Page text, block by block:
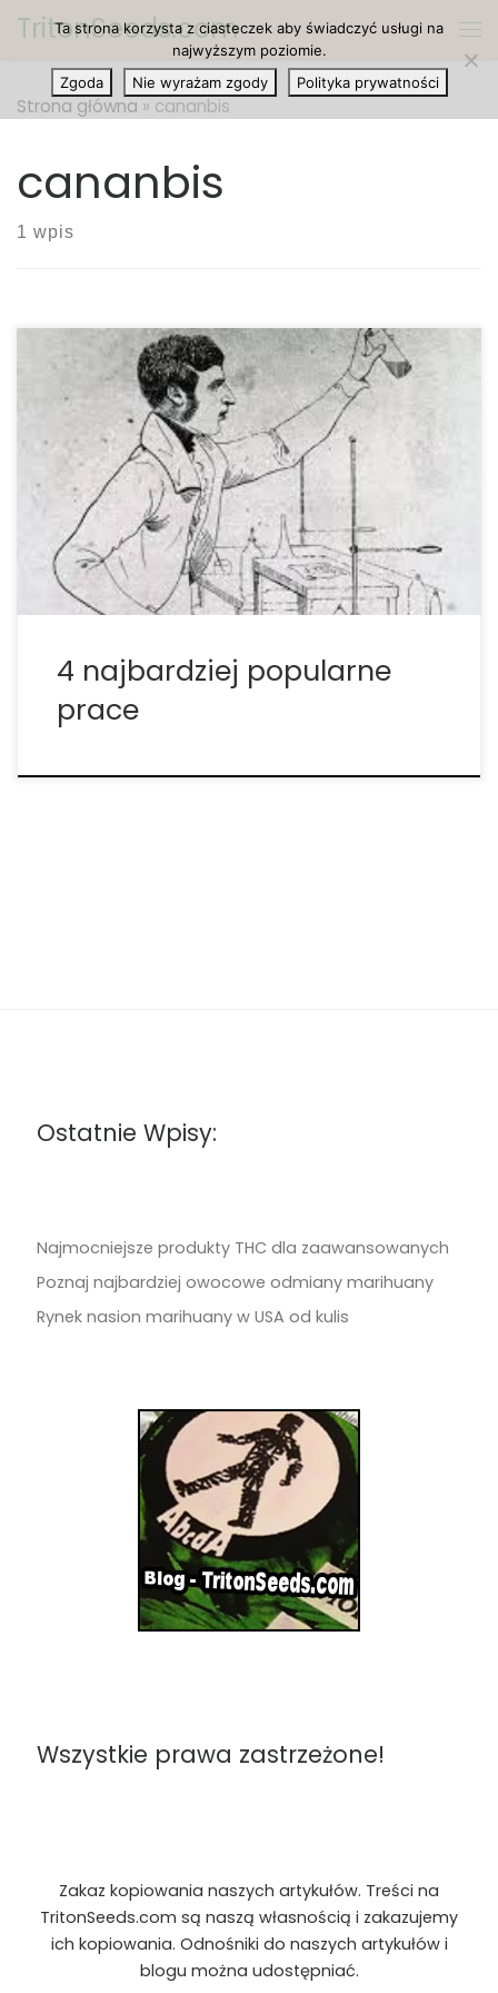
Przejdź do treści
TritonSeeds.com
Strona główna » cananbis
cananbis
1 wpis
4 najbardziej popularne prace w przemyśle
marihuany. • Dziennikarz Nie musisz mieć tytułu
licencjata w dziennikarstwie, aby kwalifikować się
do podjęcia tej pracy. Jeśli potrafisz przyzwoicie i
stylowo pisać, możesz być dziennikarzem w tej
branży. Przemysł marihuany wciąż poszukuje ludzi,
[…]
4 najbardziej popularne
prace
Ostatnie Wpisy:
Najmocniejsze produkty THC dla zaawansowanych
Poznaj najbardziej owocowe odmiany marihuany
Rynek nasion marihuany w USA od kulis
Wszystkie prawa zastrzeżone!
Zakaz kopiowania naszych artykułów. Treści na
TritonSeeds.com są naszą własnością i zakazujemy
ich kopiowania. Odnośniki do naszych artykułów i
blogu można udostępniać.
Ta strona korzysta z ciasteczek aby świadczyć usługi na
najwyższym poziomie.
Zgoda
Nie wyrażam zgody Polityka prywatności